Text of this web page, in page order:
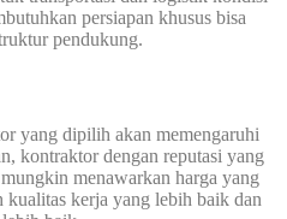
persiapan khusus bisa
pendukung.
yang dipilih akan memengaruhi
kontraktor dengan reputasi yang
menawarkan harga yang
kerja yang lebih baik dan